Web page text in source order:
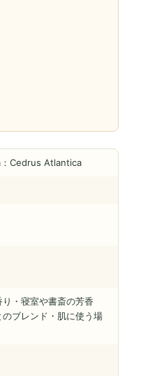
Cedrus Atlantica
・寝室や書斎の芳香
ブレンド・肌に使う場